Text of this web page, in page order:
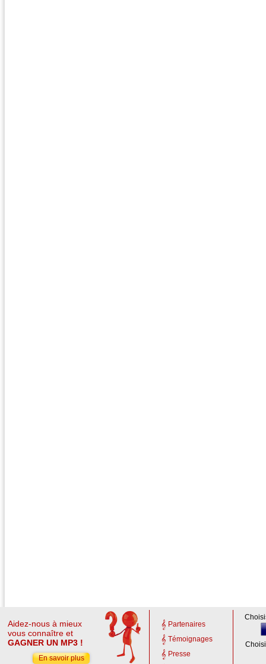
Aidez-nous à mieux
vous connaître et
GAGNER UN MP3 !
En savoir plus
Partenaires
Témoignages
Presse